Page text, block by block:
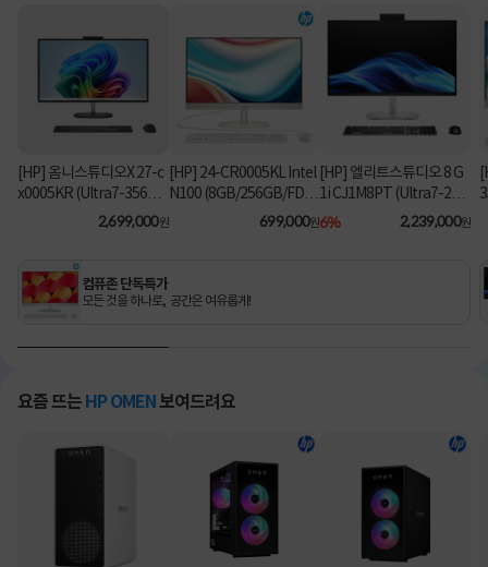
[HP] 옴니스튜디오X 27-c
x0005KR (Ultra7-356H/
16GB/1TB/Win11Hom
2,699,000원
[HP] 24-CR0005KL Intel
N100 (8GB/256GB/FD)
[기본제품]
699,000원
[HP] 엘리트스튜디오 8 G
1i CJ1M8PT (Ultra7-26
5/8GB/512GB/Win11Pr
6% 2,239,000원
컴퓨존 단독특가
모든 것을 하나로, 공간은 여유롭게!
요즘 뜨는 HP OMEN 보여드려요